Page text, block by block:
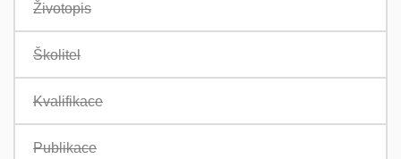
Životopis
Školitel
Kvalifikace
Publikace